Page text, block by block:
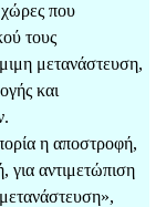
χώρες που
τους
μετανάστευση,
και
η αποστροφή,
αντιμετώπιση